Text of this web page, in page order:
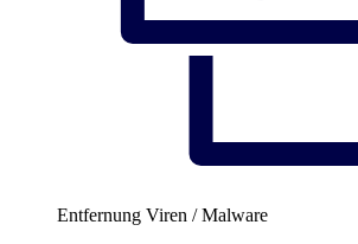
Entfernung Viren / Malware